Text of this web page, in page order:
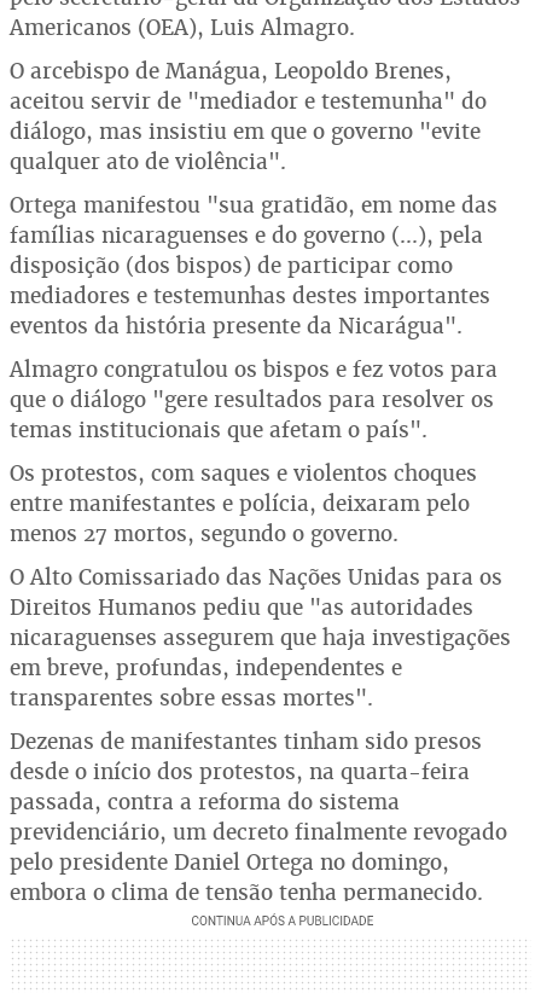
Americanos (OEA), Luis Almagro.
O arcebispo de Manágua, Leopoldo Brenes,
aceitou servir de "mediador e testemunha" do
diálogo, mas insistiu em que o governo "evite
qualquer ato de violência".
Ortega manifestou "sua gratidão, em nome das
famílias nicaraguenses e do governo (...), pela
disposição (dos bispos) de participar como
mediadores e testemunhas destes importantes
eventos da história presente da Nicarágua".
Almagro congratulou os bispos e fez votos para
que o diálogo "gere resultados para resolver os
temas institucionais que afetam o país".
Os protestos, com saques e violentos choques
entre manifestantes e polícia, deixaram pelo
menos 27 mortos, segundo o governo.
O Alto Comissariado das Nações Unidas para os
Direitos Humanos pediu que "as autoridades
nicaraguenses assegurem que haja investigações
em breve, profundas, independentes e
transparentes sobre essas mortes".
Dezenas de manifestantes tinham sido presos
desde o início dos protestos, na quarta-feira
passada, contra a reforma do sistema
previdenciário, um decreto finalmente revogado
pelo presidente Daniel Ortega no domingo,
embora o clima de tensão tenha permanecido.